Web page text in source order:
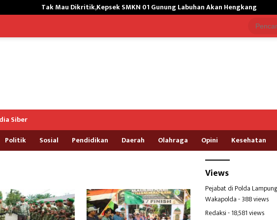
Tak Mau Dikritik,Kepsek SMKN 01 Gunung Labuhan Akan Hengkang
Siber
Politik Sosial Pendidikan Daerah Olahraga Opini Kesehatan
Views
Pejabat di Polda
Wakapolda- 388 views
Redaksi- 18,581 views